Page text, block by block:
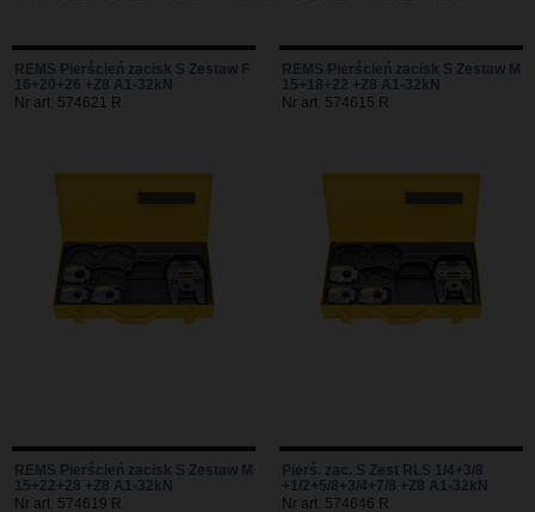
REMS Pierścień zacisk S Zestaw F
16+20+26 +Z8 A1-32kN
Nr art. 574621 R
REMS Pierścień zacisk S Zestaw M
15+18+22 +Z8 A1-32kN
Nr art. 574615 R
REMS Pierścień zacisk S Zestaw M
15+22+28 +Z8 A1-32kN
Nr art. 574619 R
Pierś. zac. S Zest RLS 1/4+3/8
+1/2+5/8+3/4+7/8 +Z8 A1-32kN
Nr art. 574646 R